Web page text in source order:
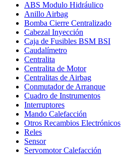
ABS Modulo Hidráulico
Anillo Airbag
Bomba Cierre Centralizado
Cabezal Inyección
Caja de Fusibles BSM BSI
Caudalímetro
Centralita
Centralita de Motor
Centralitas de Airbag
Conmutador de Arranque
Cuadro de Instrumentos
Interruptores
Mando Calefacción
Otros Recambios Electrónicos
Reles
Sensor
Servomotor Calefacción